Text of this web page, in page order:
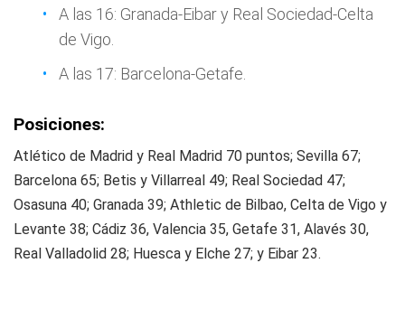
A las 16: Granada-Eibar y Real Sociedad-Celta
de Vigo.
A las 17: Barcelona-Getafe.
Posiciones:
Atlético de Madrid y Real Madrid 70 puntos; Sevilla 67;
Barcelona 65; Betis y Villarreal 49; Real Sociedad 47;
Osasuna 40; Granada 39; Athletic de Bilbao, Celta de Vigo y
Levante 38; Cádiz 36, Valencia 35, Getafe 31, Alavés 30,
Real Valladolid 28; Huesca y Elche 27; y Eibar 23.